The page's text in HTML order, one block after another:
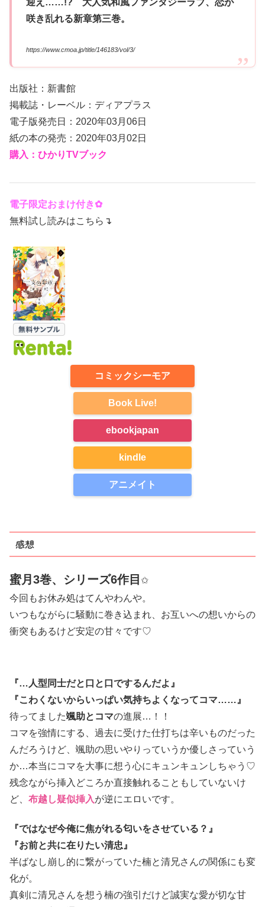
迎え……!? 大人気和風ファンタジーラブ、恋が
咲き乱れる新章第三巻。
https://www.cmoa.jp/title/146183/vol/3/
出版社：新書館
掲載誌・レーベル：ディアプラス
電子版発売日：2020年03月06日
紙の本の発売：2020年03月02日
購入：ひかりTVブック
電子限定おまけ付き✿
無料試し読みはこちら↴
コミックシーモア
Book Live!
ebookjapan
kindle
アニメイト
感想
蜜月3巻、シリーズ6作目 ✩
今回もお休み処はてんやわんや。
いつもながらに騒動に巻き込まれ、お互いへの想いからの
衝突もあるけど安定の甘々です♡
『…人型同士だと口と口でするんだよ』
『こわくないからいっぱい気持ちよくなってコマ……』
待ってました颯助とコマの進展…！！
コマを強情にする、過去に受けた仕打ちは辛いものだった
んだろうけど、颯助の思いやりっていうか優しさっていう
か…本当にコマを大事に想う心にキュンキュンしちゃう♡
残念ながら挿入どころか直接触れることもしていないけ
ど、 布越し疑似挿入が逆にエロいです。
『ではなぜ今俺に焦がれる匂いをさせている？』
『お前と共に在りたい清忠』
半ばなし崩し的に繋がっていた楠と清兄さんの関係にも変
化が。
真剣に清兄さんを想う楠の強引だけど誠実な愛が切な甘